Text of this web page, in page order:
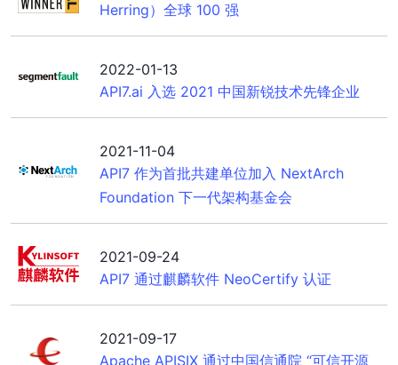
Herring）全球 100 强
2022-01-13
API7.ai 入选 2021 中国新锐技术先锋企业
2021-11-04
API7 作为首批共建单位加入 NextArch
Foundation 下一代架构基金会
2021-09-24
API7 通过麒麟软件 NeoCertify 认证
2021-09-17
Apache APISIX 通过中国信通院 “可信开源